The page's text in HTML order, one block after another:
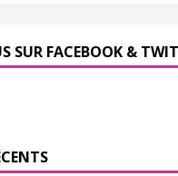
SUR FACEBOOK &